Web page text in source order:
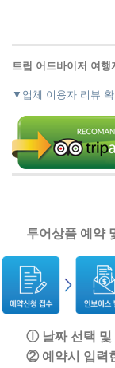
트립 어드바이저 여
▼업체 이용자 리뷰
투어상품 예약
ⓛ 날짜 선택 및
② 예약시 입력